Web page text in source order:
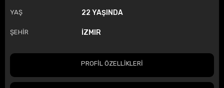
YAŞ 22 YAŞINDA
ŞEHİR İZMIR
PROFİL ÖZELLİKLERİ